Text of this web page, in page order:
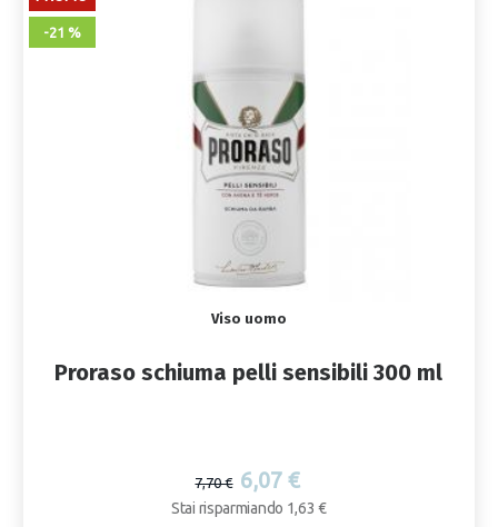
-21 %
Viso uomo
Proraso schiuma pelli sensibili 300 ml
7,70 € 6,07 €
Stai risparmiando 1,63 €